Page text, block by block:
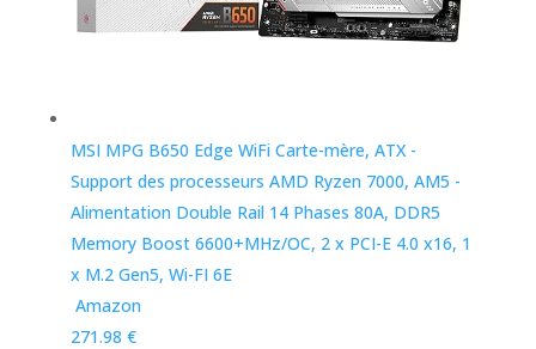
MSI MPG B650 Edge WiFi Carte-mère, ATX -
Support des processeurs AMD Ryzen 7000, AM5 -
Alimentation Double Rail 14 Phases 80A, DDR5
Memory Boost 6600+MHz/OC, 2 x PCI-E 4.0 x16, 1
x M.2 Gen5, Wi-FI 6E
271.98 €